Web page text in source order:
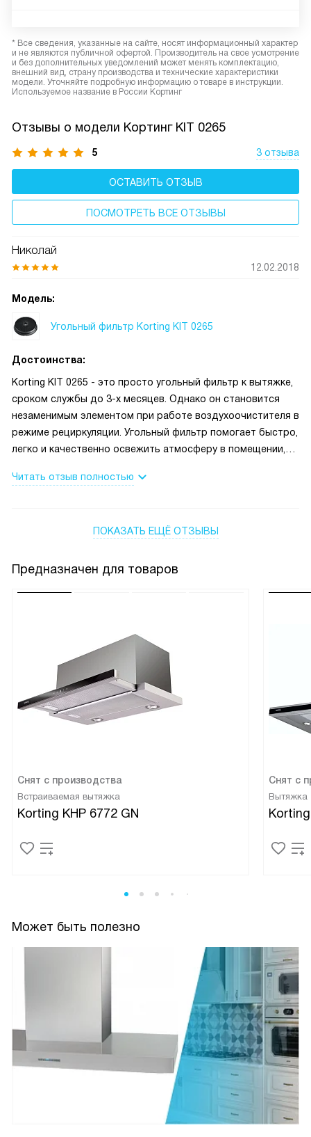
Может быть полезно
* Все сведения, указанные на сайте, носят информационный характер
и не являются публичной офертой. Производитель на свое усмотрение
и без дополнительных уведомлений может менять комплектацию,
внешний вид, страну производства и технические характеристики
модели. Уточняйте подробную информацию о товаре в инструкции.
Используемое название в России Кортинг
Отзывы о модели Кортинг KIT 0265
5 3 отзыва
ОСТАВИТЬ ОТЗЫВ
ПОСМОТРЕТЬ ВСЕ ОТЗЫВЫ
Николай
12.02.2018
Модель:
Угольный фильтр Korting KIT 0265
Достоинства:
Korting KIT 0265 - это просто угольный фильтр к вытяжке,
сроком службы до 3-х месяцев. Однако он становится
незаменимым элементом при работе воздухоочистителя в
режиме рециркуляции. Угольный фильтр помогает быстро,
легко и качественно освежить атмосферу в помещении,
KIT 0265 обеспечивает высокий уровень качества при
Читать отзыв полностью
ПОКАЗАТЬ ЕЩЁ ОТЗЫВЫ
Предназначен для товаров
Снят с производства
Встраиваемая вытяжка
Korting KHP 6772 GN
Снят с
Вытяжка